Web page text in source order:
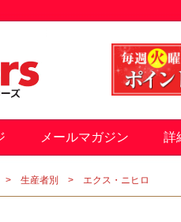
メールマガジン 詳
生産者別 エクス・ニヒロ